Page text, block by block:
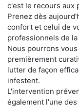
c'est le recours aux
Prenez dès
confort et celui de
professionnels de
Nous pourrons
premièrement
lutter de façon
infestent.
L'intervention
également l'une